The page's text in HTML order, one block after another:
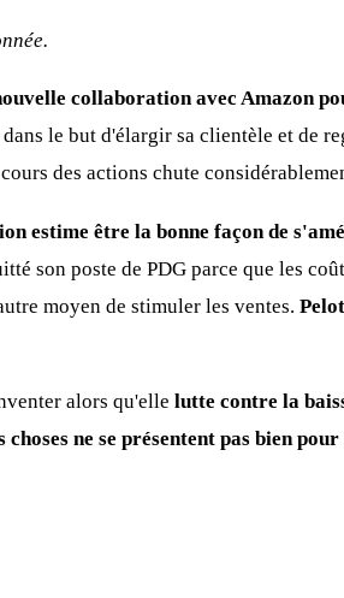
collaboration avec Amazon
le but d'élargir sa clientèle et de
des actions chute
estime être la bonne façon de
son poste de PDG parce que les
moyen de stimuler les ventes.
alors qu'elle lutte contre la
ne se présentent pas bien